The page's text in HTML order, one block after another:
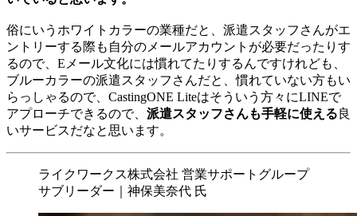
俗にいうホワイトカラーの業種だと、派遣スタッフさんがエ
ントリーする際も自分のメールアカウントが必要だったりす
るので、Eメール文化には慣れてたりするんですけれども、
ブルーカラーの派遣スタッフさんだと、慣れていない方もい
らっしゃるので、CastingONE Liteはそういう方々にLINEで
アプローチできるので、 派遣スタッフさんも手軽に使える良
いサービスだなと思います。
ライクワークス株式会社 営業サポートグループ
サブリーダー｜神保美奈代 氏